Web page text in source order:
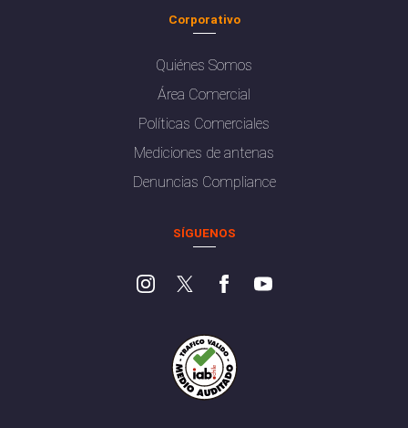
Corporativo
Quiénes Somos
Área Comercial
Políticas Comerciales
Mediciones de antenas
Denuncias Compliance
SÍGUENOS